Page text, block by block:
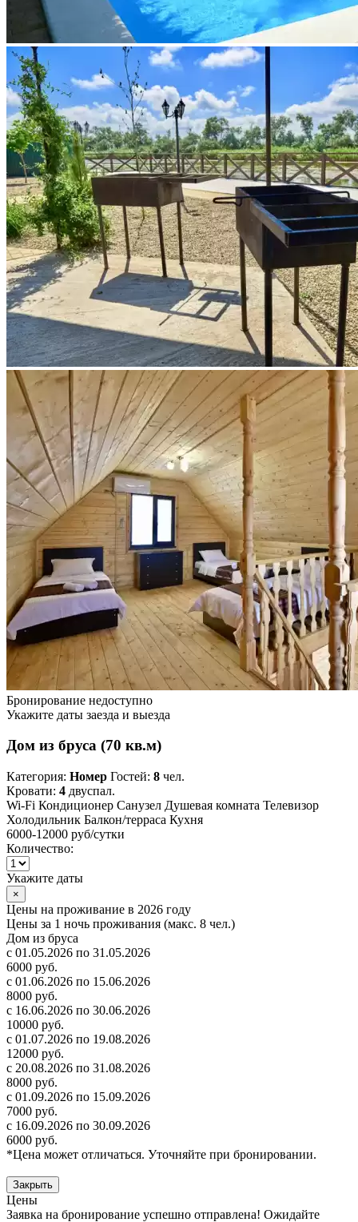
Бронирование недоступно
Укажите даты заезда и выезда
Дом из бруса (70 кв.м)
Категория: Номер Гостей: 8 чел.
Кровати: 4 двуспал.
Wi-Fi Кондиционер Санузел Душевая комната Телевизор
Холодильник Балкон/терраса Кухня
6000-12000 руб/сутки
Количество:
Укажите даты
×
Цены на проживание в 2026 году
Цены за 1 ночь проживания (макс. 8 чел.)
Дом из бруса
с 01.05.2026 по 31.05.2026
6000 руб.
с 01.06.2026 по 15.06.2026
8000 руб.
с 16.06.2026 по 30.06.2026
10000 руб.
с 01.07.2026 по 19.08.2026
12000 руб.
с 20.08.2026 по 31.08.2026
8000 руб.
с 01.09.2026 по 15.09.2026
7000 руб.
с 16.09.2026 по 30.09.2026
6000 руб.
*Цена может отличаться. Уточняйте при бронировании.
Закрыть
Цены
Заявка на бронирование успешно отправлена! Ожидайте